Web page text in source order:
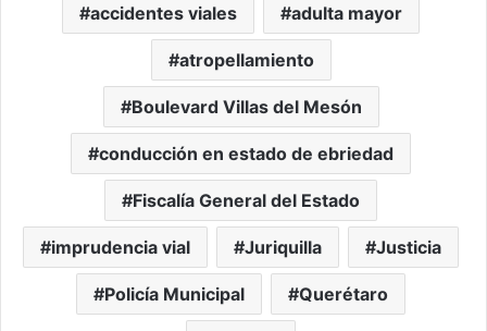
accidentes viales adulta mayor
atropellamiento
Boulevard Villas del Mesón
conducción en estado de ebriedad
Fiscalía General del Estado
imprudencia vial Juriquilla Justicia
Policía Municipal Querétaro